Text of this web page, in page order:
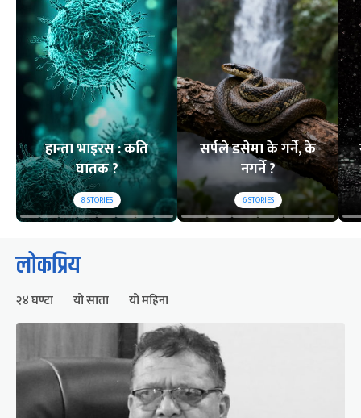
हान्ता भाइरस : कति
घातक ?
8STORIES
सर्पले डसेमा के गर्ने, के
नगर्ने ?
6STORIES
लोकप्रिय
२४ घण्टा यो साता यो महिना